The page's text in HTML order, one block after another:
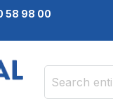
58 98 00